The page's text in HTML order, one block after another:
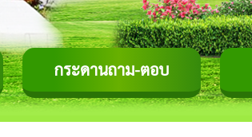
กระดานถาม-ตอบ